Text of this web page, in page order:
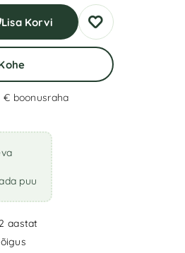
Lisa Korvi
€ boonusraha
puu
aastat